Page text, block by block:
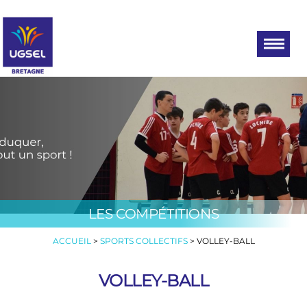
LES COMPÉTITIONS
ACCUEIL> SPORTS COLLECTIFS> VOLLEY-BALL
VOLLEY-BALL